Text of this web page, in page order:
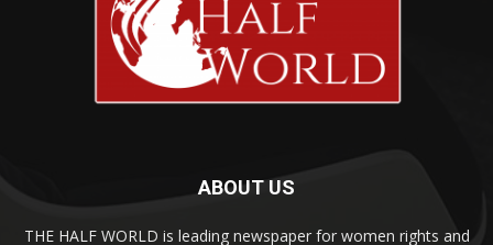
ABOUT US
THE HALF WORLD is leading newspaper for women rights and